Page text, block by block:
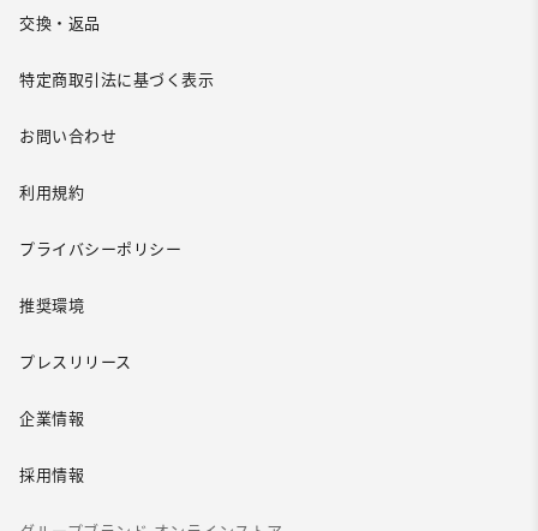
交換・返品
特定商取引法に基づく表示
お問い合わせ
利用規約
プライバシーポリシー
推奨環境
プレスリリース
企業情報
採用情報